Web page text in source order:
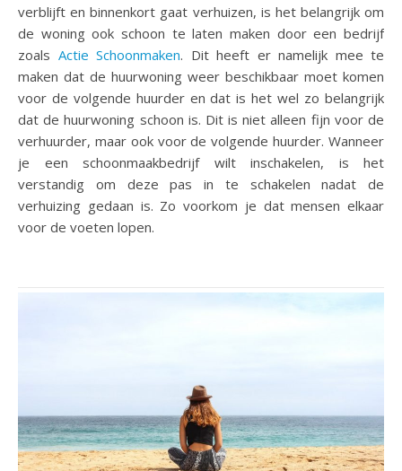
verblijft en binnenkort gaat verhuizen, is het belangrijk om
de woning ook schoon te laten maken door een bedrijf
zoals Actie Schoonmaken. Dit heeft er namelijk mee te
maken dat de huurwoning weer beschikbaar moet komen
voor de volgende huurder en dat is het wel zo belangrijk
dat de huurwoning schoon is. Dit is niet alleen fijn voor de
verhuurder, maar ook voor de volgende huurder. Wanneer
je een schoonmaakbedrijf wilt inschakelen, is het
verstandig om deze pas in te schakelen nadat de
verhuizing gedaan is. Zo voorkom je dat mensen elkaar
voor de voeten lopen.